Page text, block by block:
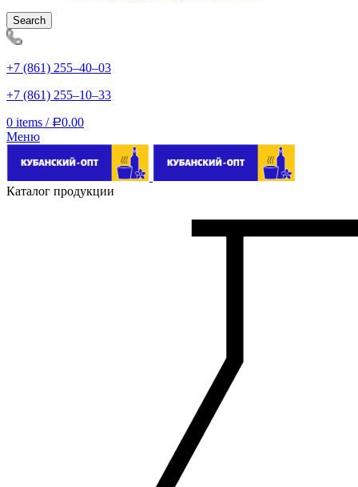
Search
+7 (861) 255‒40‒03
+7 (861) 255‒10‒33
0 items / Р0.00
Меню
Каталог продукции